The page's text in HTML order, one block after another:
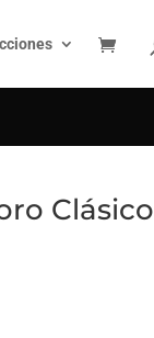
Clásico